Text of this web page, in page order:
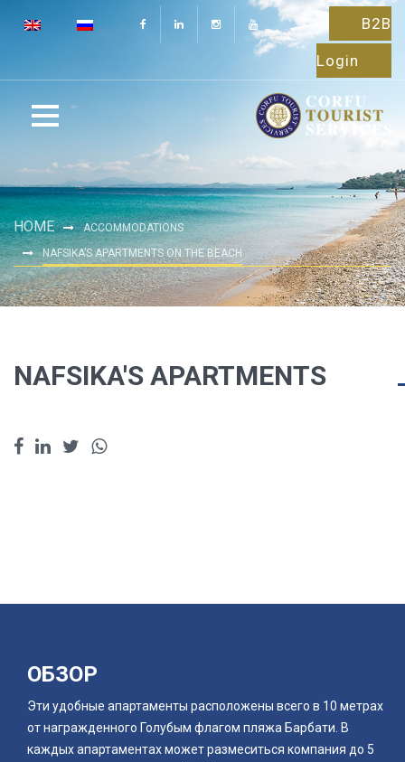
B2B
Login
HOME
ACCOMMODATIONS
NAFSIKA’S APARTMENTS ON THE BEACH
NAFSIKA'S APARTMENTS
ОБЗОР
Эти удобные апартаменты расположены всего в 10 метрах
от награжденного Голубым флагом пляжа Барбати. В
каждых апартаментах может размеситься компания до 5